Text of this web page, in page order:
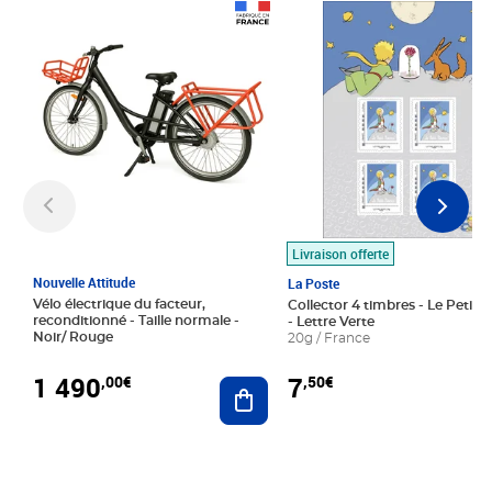
Nouvelle Attitude
Vélo électrique du facteur,
reconditionné - Taille normale -
Noir/ Rouge
1 490,00€ Ajouter au panier
Livraison offerte
La Poste
Collector 4 timbres - Le Petit
- Lettre Verte
20g / France
7,50€
Prix 7,50€